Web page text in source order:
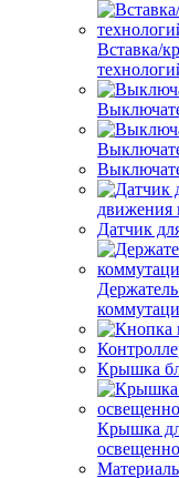
Вставка/
движения
Датчик
Крышка
Крышка